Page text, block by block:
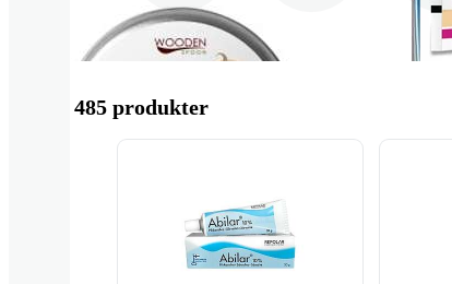
Eksem / tør hud
Slidskader
485 produkter